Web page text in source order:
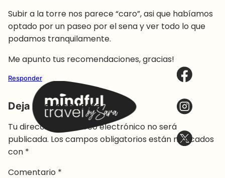
Subir a la torre nos parece “caro”, asi que habíamos
optado por un paseo por el sena y ver todo lo que
podamos tranquilamente.
Me apunto tus recomendaciones, gracias!
Responder
Deja una respuesta
Tu dirección de correo electrónico no será
publicada. Los campos obligatorios están marcados
con *
Comentario *